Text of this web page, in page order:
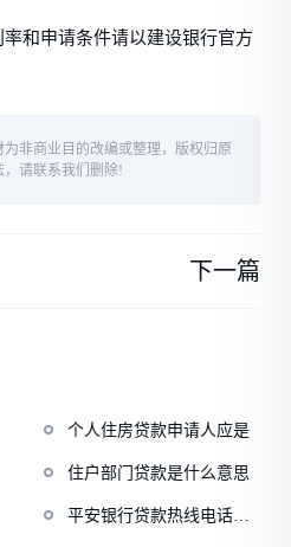
和申请条件请以建设银行官方
非商业目的改编或整理，版权归原
请联系我们删除!
下一篇
个人住房贷款申请人应是
住户部门贷款是什么意思
平安银行贷款热线电话号